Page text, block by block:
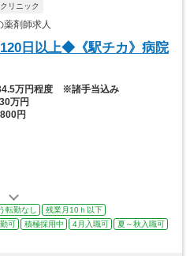
リニック
剤師求人
120日以上◆《駅チカ》病院
34.5万円程度 ※諸手当込み
万円
円
転勤なし
残業月10ｈ以下
可 積極採用中 4月入職可
夏～秋入職可